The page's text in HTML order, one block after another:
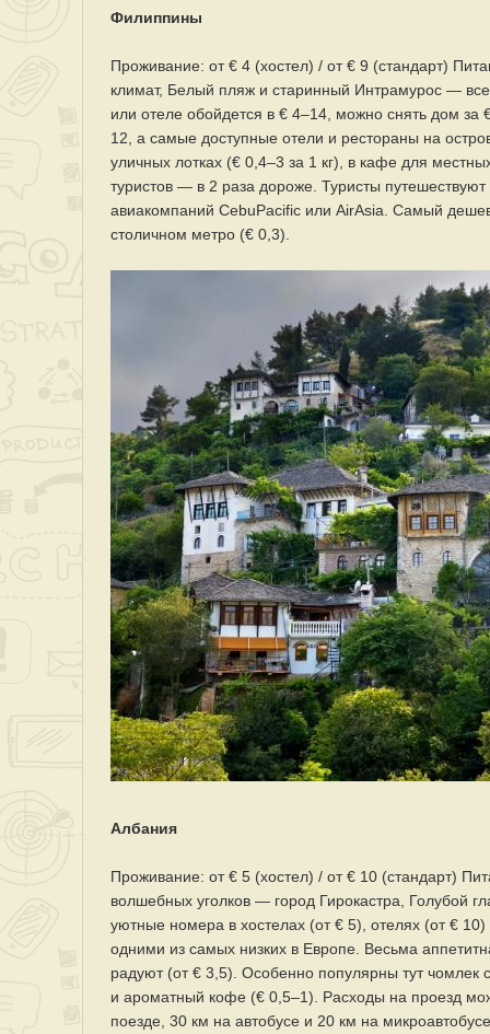
Филиппины
Проживание: от € 4 (хостел) / от € 9 (стандарт)
климат, Белый пляж и старинный Интрамурос —
или отеле обойдется в € 4–14, можно снять дом
12, а самые доступные отели и рестораны на
уличных лотках (€ 0,4–3 за 1 кг), в кафе для
туристов — в 2 раза дороже. Туристы
авиакомпаний CebuPacific или AirAsia. Самый
столичном метро (€ 0,3).
Албания
Проживание: от € 5 (хостел) / от € 10 (стандарт)
волшебных уголков — город Гирокастра, Голубой
уютные номера в хостелах (от € 5), отелях (от €
одними из самых низких в Европе. Весьма
радуют (от € 3,5). Особенно популярны тут
и ароматный кофе (€ 0,5–1). Расходы на проезд
поезде, 30 км на автобусе и 20 км на